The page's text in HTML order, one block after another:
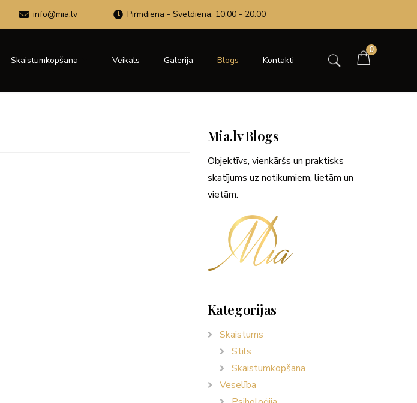
info@mia.lv Pirmdiena - Svētdiena: 10:00 - 20:00
Skaistumkopšana Veikals Galerija Blogs Kontakti
0
Mia.lv Blogs
Objektīvs, vienkāršs un praktisks
skatījums uz notikumiem, lietām un
vietām.
Kategorijas
Skaistums
Stils
Skaistumkopšana
Veselība